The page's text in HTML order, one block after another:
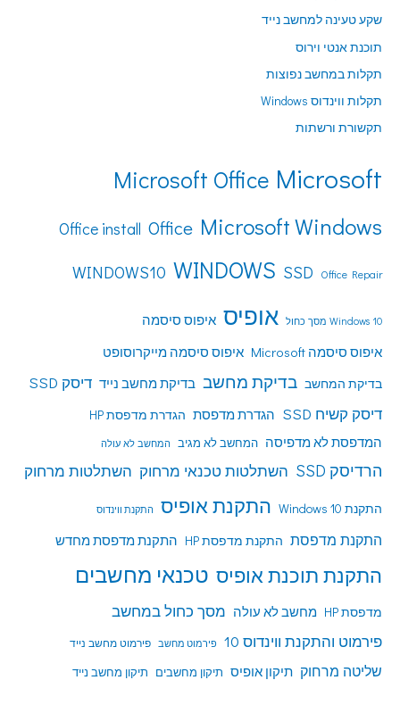
שקע טעינה למחשב נייד
תוכנת אנטי וירוס
תקלות במחשב נפוצות
תקלות ווינדוס Windows
תקשורת ורשתות
Microsoft
Microsoft Office
Microsoft Windows
Office
Office install
Office Repair
SSD
WINDOWS
WINDOWS10
Windows 10 מסך כחול אופיס איפוס סיסמה
איפוס סיסמה Microsoft
איפוס סיסמה מייקרוסופט
בדיקת המחשב בדיקת מחשב בדיקת מחשב נייד דיסק SSD
דיסק קשיח SSD
הגדרת מדפסת הגדרת מדפסת HP
המדפסת לא מדפיסה המחשב לא מגיב המחשב לא עולה
הרדיסק SSD השתלטות טכנאי מרחוק השתלטות מרחוק
התקנת Windows 10 התקנת אופיס התקנת ווינדוס
התקנת מדפסת התקנת מדפסת HP התקנת מדפסת מחדש
התקנת תוכנת אופיס טכנאי מחשבים
מדפסת HP מחשב לא עולה מסך כחול במחשב
פירמוט והתקנת ווינדוס 10
פירמוט מחשב פירמוט מחשב נייד
שליטה מרחוק תיקון אופיס תיקון מחשבים תיקון מחשב נייד